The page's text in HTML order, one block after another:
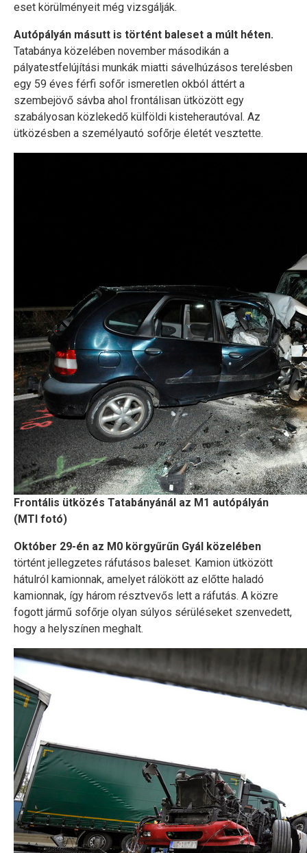
eset körülményeit még vizsgálják.
Autópályán másutt is történt baleset a múlt héten.
Tatabánya közelében november másodikán a
pályatestfelújítási munkák miatti sávelhúzásos terelésben
egy 59 éves férfi sofőr ismeretlen okból áttért a
szembejövő sávba ahol frontálisan ütközött egy
szabályosan közlekedő külföldi kisteherautóval. Az
ütközésben a személyautó sofőrje életét vesztette.
Frontális ütközés Tatabányánál az M1 autópályán
(MTI fotó)
Október 29-én az M0 körgyűrűn Gyál közelében
történt jellegzetes ráfutásos baleset. Kamion ütközött
hátulról kamionnak, amelyet rálökött az előtte haladó
kamionnak, így három résztvevős lett a ráfutás. A közre
fogott jármű sofőrje olyan súlyos sérüléseket szenvedett,
hogy a helyszínen meghalt.